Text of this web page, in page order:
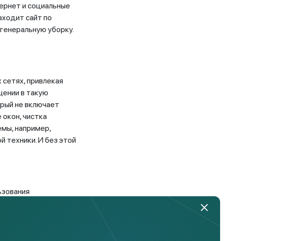
и социальные
сайт по
уборку.
привлекая
в такую
не включает
чистка
например,
техники. И без этой
аналоги,
справляются с